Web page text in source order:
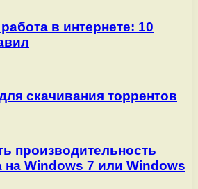
в интернете: 10
скачивания торрентов
производительность
на Windows 7 или Windows